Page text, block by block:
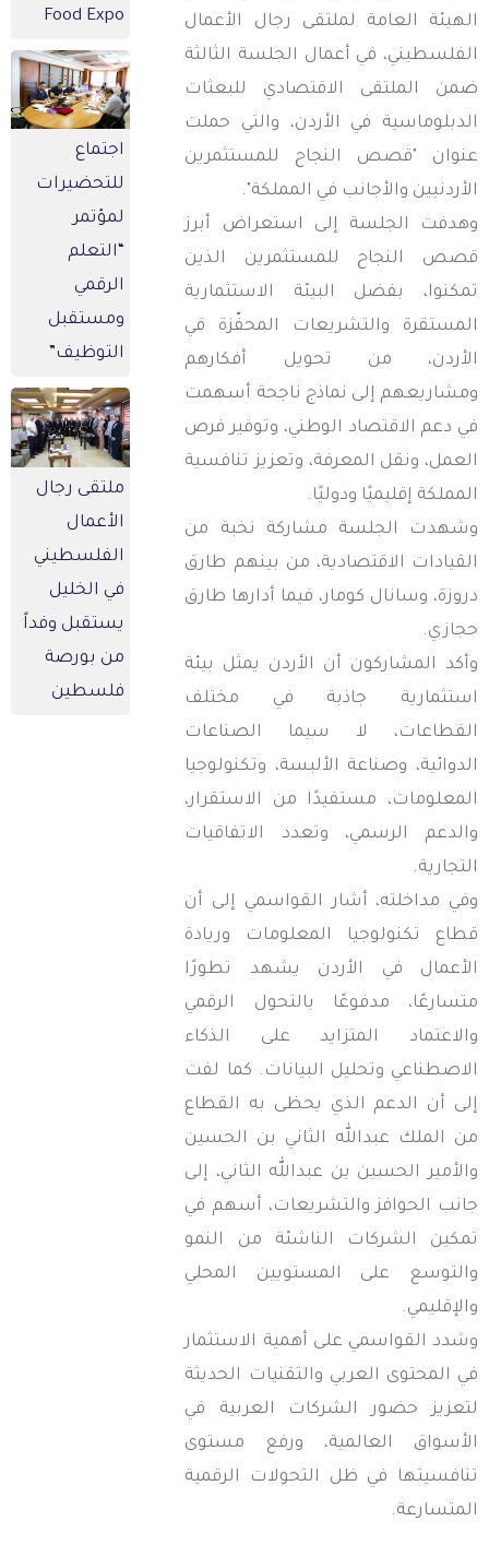
العامة لملتقى رجال الأعمال
في أعمال الجلسة الثالثة
الملتقى الاقتصادي للبعثات
في الأردن، والتي حملت
"قصص النجاح للمستثمرين
والأجانب في المملكة".
الجلسة إلى استعراض أبرز
النجاح للمستثمرين الذين
بفضل البيئة الاستثمارية
والتشريعات المحفّزة في
من تحويل أفكارهم
إلى نماذج ناجحة أسهمت
دعم الاقتصاد الوطني، وتوفير فرص
ونقل المعرفة، وتعزيز تنافسية
إقليميًا ودوليًا.
الجلسة مشاركة نخبة من
الاقتصادية، من بينهم طارق
وسانال كومار، فيما أدارها طارق
المشاركون أن الأردن يمثل بيئة
جاذبة في مختلف
لا سيما الصناعات
وصناعة الألبسة، وتكنولوجيا
مستفيدًا من الاستقرار،
الرسمي، وتعدد الاتفاقيات
مداخلته، أشار القواسمي إلى أن
تكنولوجيا المعلومات وريادة
في الأردن يشهد تطورًا
مدفوعًا بالتحول الرقمي
المتزايد على الذكاء
وتحليل البيانات. كما لفت
أن الدعم الذي يحظى به القطاع
الملك عبدالله الثاني بن الحسين
الحسين بن عبدالله الثاني، إلى
الحوافز والتشريعات، أسهم في
الشركات الناشئة من النمو
على المستويين المحلي
القواسمي على أهمية الاستثمار
المحتوى العربي والتقنيات الحديثة
حضور الشركات العربية في
العالمية، ورفع مستوى
في ظل التحولات الرقمية
Food Expo
اجتماع
للتحضيرات
لمؤتمر
“التعلم
الرقمي
ومستقبل
التوظيف”
ملتقى رجال
الأعمال
الفلسطيني
في الخليل
يستقبل وفداً
من بورصة
فلسطين